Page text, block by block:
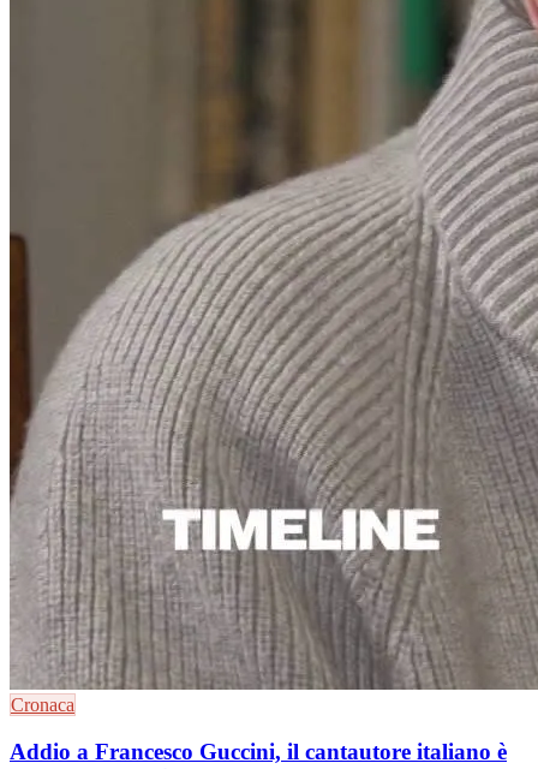
Cronaca
Addio a Francesco Guccini, il cantautore italiano è